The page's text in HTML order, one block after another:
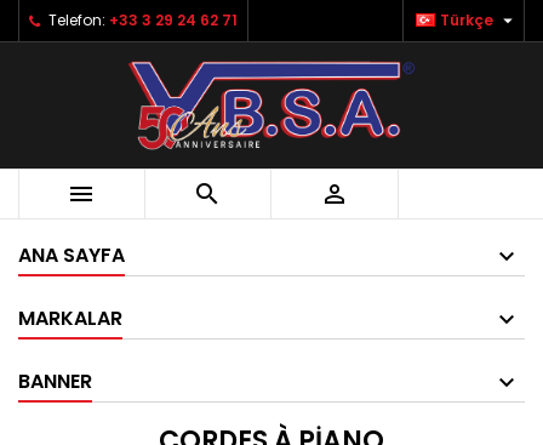
Telefon: +33 3 29 24 62 71 Türkçe 
  
ANA SAYFA
MARKALAR
BANNER